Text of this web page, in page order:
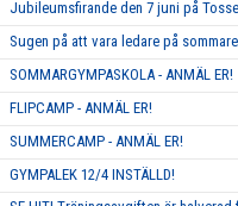
Jubileumsfirande den 7 juni på
Sugen på att vara ledare på
SOMMARGYMPASKOLA - ANMÄL ER!
FLIPCAMP - ANMÄL ER!
SUMMERCAMP - ANMÄL ER!
GYMPALEK 12/4 INSTÄLLD!